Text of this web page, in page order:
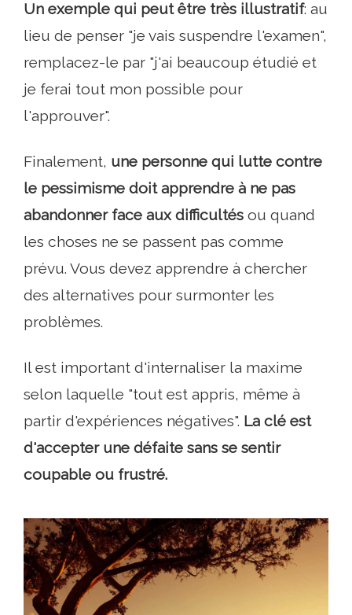
Un exemple qui peut être très illustratif: au
lieu de penser "je vais suspendre l'examen",
remplacez-le par "j'ai beaucoup étudié et
je ferai tout mon possible pour
l'approuver".
Finalement, une personne qui lutte contre
le pessimisme doit apprendre à ne pas
abandonner face aux difficultés ou quand
les choses ne se passent pas comme
prévu. Vous devez apprendre à chercher
des alternatives pour surmonter les
problèmes.
Il est important d'internaliser la maxime
selon laquelle "tout est appris, même à
partir d'expériences négatives". La clé est
d'accepter une défaite sans se sentir
coupable ou frustré.